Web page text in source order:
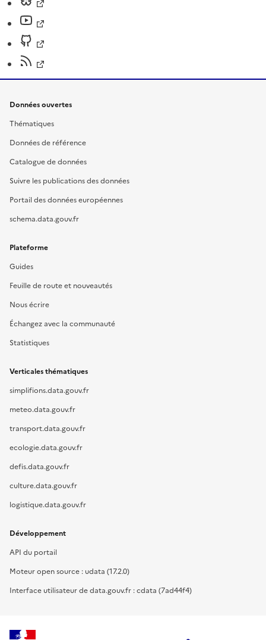
Données ouvertes
Thématiques
Données de référence
Catalogue de données
Suivre les publications des données
Portail des données européennes
schema.data.gouv.fr
Plateforme
Guides
Feuille de route et nouveautés
Nous écrire
Échangez avec la communauté
Statistiques
Verticales thématiques
simplifions.data.gouv.fr
meteo.data.gouv.fr
transport.data.gouv.fr
ecologie.data.gouv.fr
defis.data.gouv.fr
culture.data.gouv.fr
logistique.data.gouv.fr
Développement
API du portail
Moteur open source : udata (17.2.0)
Interface utilisateur de data.gouv.fr : cdata (7ad44f4)